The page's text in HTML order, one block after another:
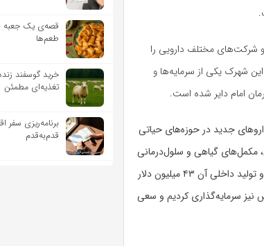
شرکت‌های مختلف دارویی را
شهرک یکی از سرمایه‌ها و
امام دایر شده است.
گفت: داروهای جدید در حوزه‌های حیاتی
مکمل‌های گیاهی و سلول‌درمانی
تولید شدند. این محصولات از لحاظ علمی و درمانی دارای اثربخشی بالا هستند و تولید داخلی آن ۴٣ میلیون دلار
سرمایه‌گذاری کردیم و سعی
قصه‌ی یک جعبه
طعم‌ها
خرید گوسفند
تغذیه‌ای مطمئن
قدم‌به‌قدم